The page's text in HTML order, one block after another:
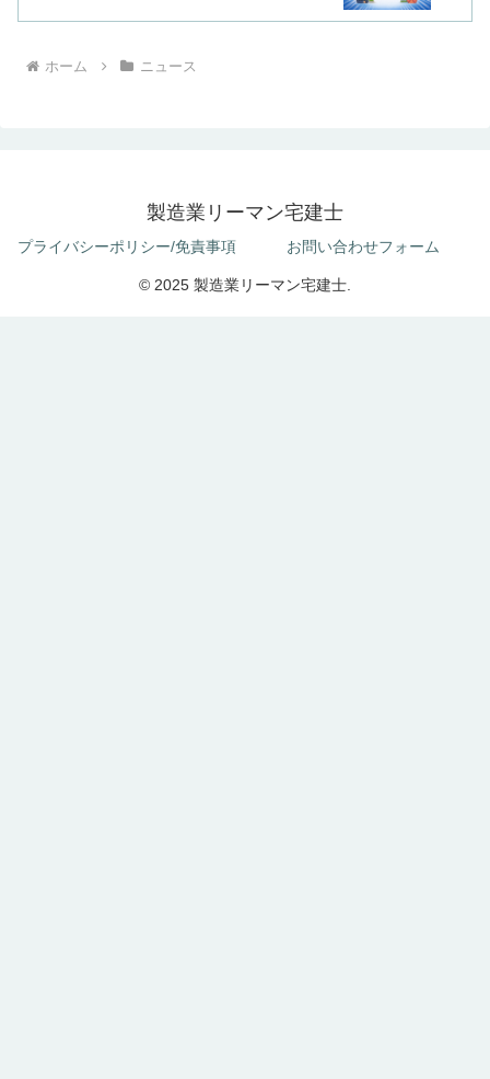
ホーム ニュース
製造業リーマン宅建士
プライバシーポリシー/免責事項 お問い合わせフォーム
© 2025 製造業リーマン宅建士.